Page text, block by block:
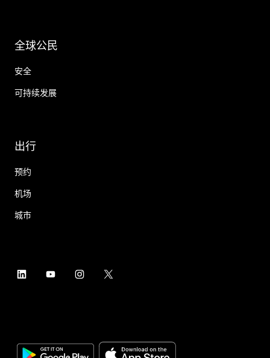
全球公民
安全
可持续发展
出行
预约
机场
城市